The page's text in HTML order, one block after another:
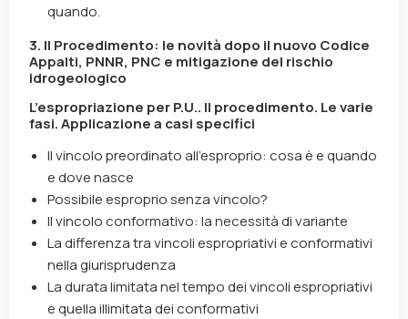
quando.
3. Il Procedimento: le novità dopo il nuovo Codice
Appalti, PNNR, PNC e mitigazione del rischio
idrogeologico
L’espropriazione per P.U.. Il procedimento. Le varie
fasi. Applicazione a casi specifici
Il vincolo preordinato all’esproprio: cosa è e quando
e dove nasce
Possibile esproprio senza vincolo?
Il vincolo conformativo: la necessità di variante
La differenza tra vincoli espropriativi e conformativi
nella giurisprudenza
La durata limitata nel tempo dei vincoli espropriativi
e quella illimitata dei conformativi